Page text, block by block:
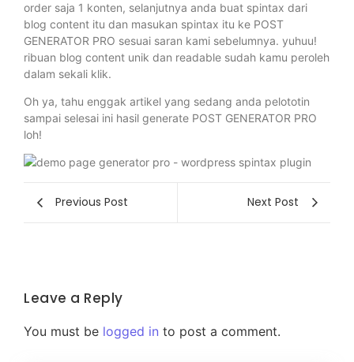
order saja 1 konten, selanjutnya anda buat spintax dari
blog content itu dan masukan spintax itu ke POST
GENERATOR PRO sesuai saran kami sebelumnya. yuhuu!
ribuan blog content unik dan readable sudah kamu peroleh
dalam sekali klik.
Oh ya, tahu enggak artikel yang sedang anda pelototin
sampai selesai ini hasil generate POST GENERATOR PRO
loh!
Previous Post Next Post
Leave a Reply
You must be logged in to post a comment.